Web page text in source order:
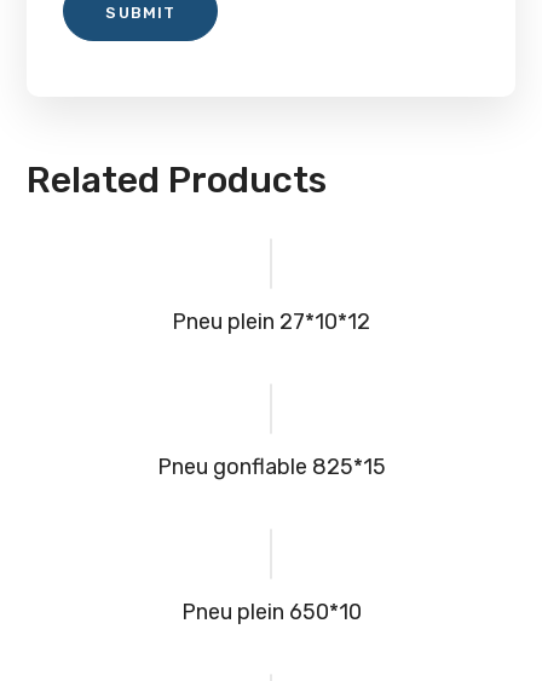
Related Products
Pneu plein 27*10*12
Pneu gonflable 825*15
Pneu plein 650*10